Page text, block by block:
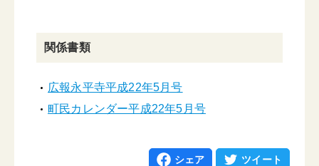
関係書類
広報永平寺平成22年5月号
町民カレンダー平成22年5月号
シェア ツイート